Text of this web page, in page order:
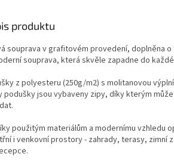
produktu
souprava v grafitovém provedení, doplněna
souprava, která skvěle zapadne do
z polyesteru (250g/m2) s molitanovou
podušky jsou vybaveny zipy, díky kterým
použitým materiálům a modernímu vzhledu
i venkovní prostory - zahrady, terasy, zimní